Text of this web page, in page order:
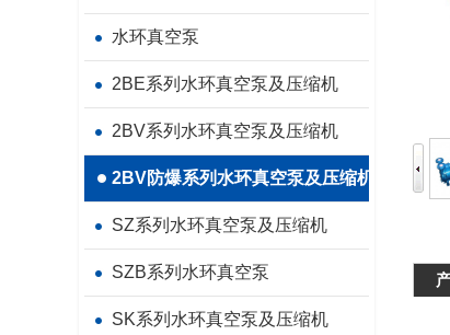
水环真空泵
2BE系列水环真空泵及压缩机
2BV系列水环真空泵及压缩机
2BV防爆系列水环真空泵及压缩机
SZ系列水环真空泵及压缩机
SZB系列水环真空泵
SK系列水环真空泵及压缩机